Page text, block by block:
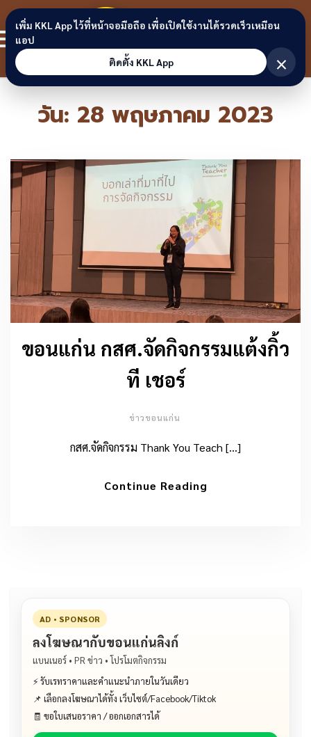
Skip to content
ขอนแก่น
ลิงก์
วัน: 28 พฤษภาคม 2023
ขอนแก่น กสศ.จัดกิจกรรมแต้งกิ้ว
ที เชอร์
ข่าวขอนแก่น
กสศ.จัดกิจกรรม Thank You Teach […]
Continue Reading
AD • SPONSOR
ลงโฆษณากับขอนแก่นลิงก์
แบนเนอร์ • PR ข่าว • โปรโมตกิจกรรม
⚡ รับเรทราคาและคำแนะนำภายในวันเดียว
📌 เลือกลงโฆษณาได้ทั้ง เว็บไซต์/Facebook/Tiktok
🧾 ขอใบเสนอราคา / ออกเอกสารได้
เพิ่ม KKL App ไว้ที่หน้าจอมือถือ เพื่อเปิดใช้งานได้รวดเร็วเหมือน
แอป
ติดตั้ง KKL App
×